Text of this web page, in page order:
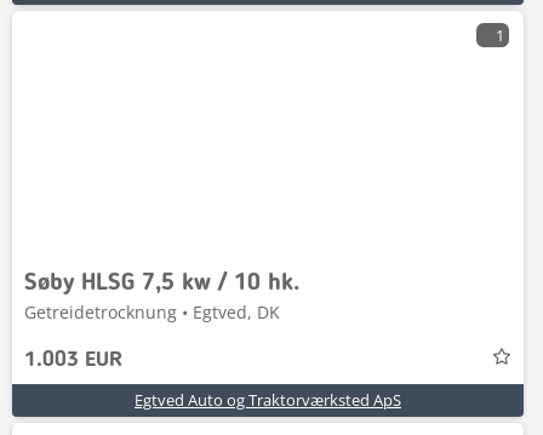
1
Søby HLSG 7,5 kw / 10 hk.
Getreidetrocknung • Egtved, DK
1.003 EUR
Egtved Auto og Traktorværksted ApS